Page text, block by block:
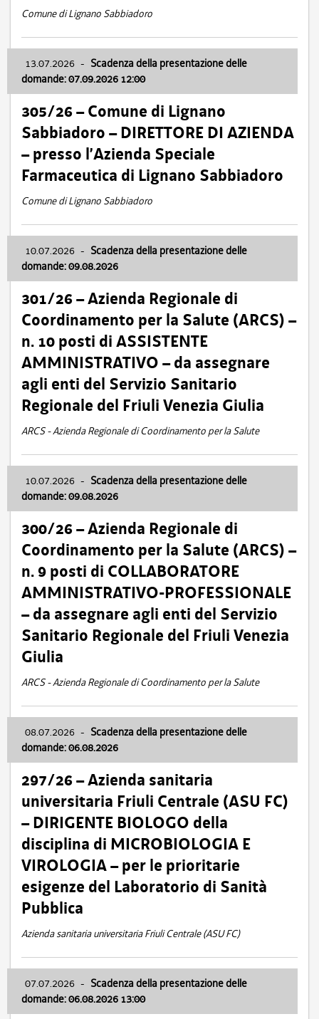
Comune di Lignano Sabbiadoro
13.07.2026 - Scadenza della presentazione delle
domande: 07.09.2026 12:00
305/26 – Comune di Lignano
Sabbiadoro – DIRETTORE DI AZIENDA
– presso l’Azienda Speciale
Farmaceutica di Lignano Sabbiadoro
Comune di Lignano Sabbiadoro
10.07.2026 - Scadenza della presentazione delle
domande: 09.08.2026
301/26 – Azienda Regionale di
Coordinamento per la Salute (ARCS) –
n. 10 posti di ASSISTENTE
AMMINISTRATIVO – da assegnare
agli enti del Servizio Sanitario
Regionale del Friuli Venezia Giulia
ARCS - Azienda Regionale di Coordinamento per la Salute
10.07.2026 - Scadenza della presentazione delle
domande: 09.08.2026
300/26 – Azienda Regionale di
Coordinamento per la Salute (ARCS) –
n. 9 posti di COLLABORATORE
AMMINISTRATIVO-PROFESSIONALE
– da assegnare agli enti del Servizio
Sanitario Regionale del Friuli Venezia
Giulia
ARCS - Azienda Regionale di Coordinamento per la Salute
08.07.2026 - Scadenza della presentazione delle
domande: 06.08.2026
297/26 – Azienda sanitaria
universitaria Friuli Centrale (ASU FC)
– DIRIGENTE BIOLOGO della
disciplina di MICROBIOLOGIA E
VIROLOGIA – per le prioritarie
esigenze del Laboratorio di Sanità
Pubblica
Azienda sanitaria universitaria Friuli Centrale (ASU FC)
07.07.2026 - Scadenza della presentazione delle
domande: 06.08.2026 13:00